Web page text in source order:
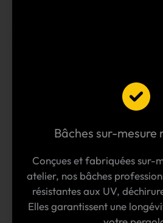
Bâches sur-mesure
Conçues et fabriquées sur-
atelier, nos bâches
résistantes aux UV,
Elles garantissent une